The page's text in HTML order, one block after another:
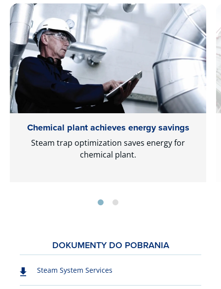
Chemical plant achieves energy savings
Steam trap optimization saves energy for
chemical plant.
DOKUMENTY DO POBRANIA
Steam System Services